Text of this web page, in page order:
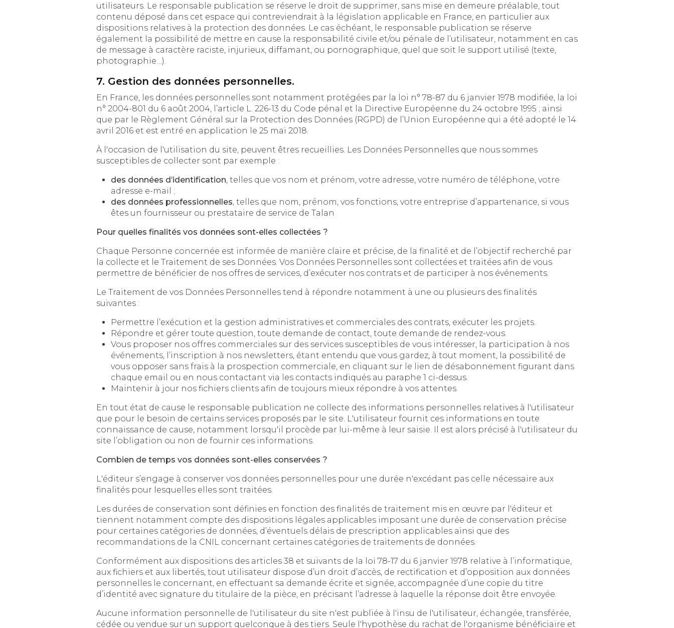
utilisateurs. Le responsable publication se réserve le droit de supprimer, sans mise en demeure préalable, tout
contenu déposé dans cet espace qui contreviendrait à la législation applicable en France, en particulier aux
dispositions relatives à la protection des données. Le cas échéant, le responsable publication se réserve
également la possibilité de mettre en cause la responsabilité civile et/ou pénale de l’utilisateur, notamment en cas
de message à caractère raciste, injurieux, diffamant, ou pornographique, quel que soit le support utilisé (texte,
photographie…).
7. Gestion des données personnelles.
En France, les données personnelles sont notamment protégées par la loi n° 78-87 du 6 janvier 1978 modifiée, la loi
n° 2004-801 du 6 août 2004, l’article L. 226-13 du Code pénal et la Directive Européenne du 24 octobre 1995 ; ainsi
que par le Règlement Général sur la Protection des Données (RGPD) de l’Union Européenne qui a été adopté le 14
avril 2016 et est entré en application le 25 mai 2018.
À l'occasion de l'utilisation du site, peuvent êtres recueillies. Les Données Personnelles que nous sommes
susceptibles de collecter sont par exemple :
des données d’identification, telles que vos nom et prénom, votre adresse, votre numéro de téléphone, votre
adresse e-mail ;
des données professionnelles, telles que nom, prénom, vos fonctions, votre entreprise d’appartenance, si vous
êtes un fournisseur ou prestataire de service de Talan
Pour quelles finalités vos données sont-elles collectées ?
Chaque Personne concernée est informée de manière claire et précise, de la finalité et de l’objectif recherché par
la collecte et le Traitement de ses Données. Vos Données Personnelles sont collectées et traitées afin de vous
permettre de bénéficier de nos offres de services, d’exécuter nos contrats et de participer à nos événements.
Le Traitement de vos Données Personnelles tend à répondre notamment à une ou plusieurs des finalités
suivantes :
Permettre l’exécution et la gestion administratives et commerciales des contrats, exécuter les projets.
Répondre et gérer toute question, toute demande de contact, toute demande de rendez-vous.
Vous proposer nos offres commerciales sur des services susceptibles de vous intéresser, la participation à nos
événements, l’inscription à nos newsletters, étant entendu que vous gardez, à tout moment, la possibilité de
vous opposer sans frais à la prospection commerciale, en cliquant sur le lien de désabonnement figurant dans
chaque email ou en nous contactant via les contacts indiqués au paraphe 1 ci-dessus.
Maintenir à jour nos fichiers clients afin de toujours mieux répondre à vos attentes.
En tout état de cause le responsable publication ne collecte des informations personnelles relatives à l'utilisateur
que pour le besoin de certains services proposés par le site. L'utilisateur fournit ces informations en toute
connaissance de cause, notamment lorsqu'il procède par lui-même à leur saisie. Il est alors précisé à l'utilisateur du
site l’obligation ou non de fournir ces informations.
Combien de temps vos données sont-elles conservées ?
L'éditeur s’engage à conserver vos données personnelles pour une durée n'excédant pas celle nécessaire aux
finalités pour lesquelles elles sont traitées.
Les durées de conservation sont définies en fonction des finalités de traitement mis en œuvre par l'éditeur et
tiennent notamment compte des dispositions légales applicables imposant une durée de conservation précise
pour certaines catégories de données, d’éventuels délais de prescription applicables ainsi que des
recommandations de la CNIL concernant certaines catégories de traitements de données.
Conformément aux dispositions des articles 38 et suivants de la loi 78-17 du 6 janvier 1978 relative à l’informatique,
aux fichiers et aux libertés, tout utilisateur dispose d’un droit d’accès, de rectification et d’opposition aux données
personnelles le concernant, en effectuant sa demande écrite et signée, accompagnée d’une copie du titre
d’identité avec signature du titulaire de la pièce, en précisant l’adresse à laquelle la réponse doit être envoyée.
Aucune information personnelle de l'utilisateur du site n'est publiée à l'insu de l'utilisateur, échangée, transférée,
cédée ou vendue sur un support quelconque à des tiers. Seule l'hypothèse du rachat de l'organisme bénéficiaire et